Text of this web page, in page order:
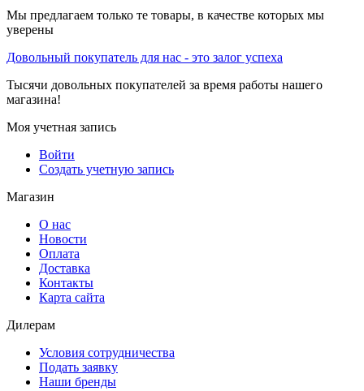
Мы предлагаем только те товары, в качестве которых мы
уверены
Довольный покупатель для нас - это залог успеха
Тысячи довольных покупателей за время работы нашего
магазина!
Моя учетная запись
Войти
Создать учетную запись
Магазин
О нас
Новости
Оплата
Доставка
Контакты
Карта сайта
Дилерам
Условия сотрудничества
Подать заявку
Наши бренды